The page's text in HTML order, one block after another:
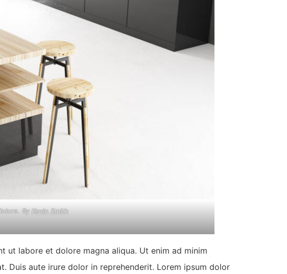
ByKevin Smith
ut labore et dolore magna aliqua. Ut enim ad minim
Duis aute irure dolor in reprehenderit. Lorem ipsum dolor